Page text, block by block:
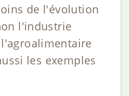
de l'évolution
l'industrie
les exemples